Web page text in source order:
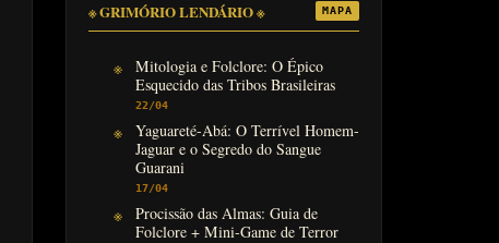
※ GRIMÓRIO LENDÁRIO ※ MAPA
Mitologia e Folclore: O Épico
Esquecido das Tribos Brasileiras
22/04
Yaguareté-Abá: O Terrível Homem-
Jaguar e o Segredo do Sangue
Guarani
17/04
Procissão das Almas: Guia de
Folclore + Mini-Game de Terror